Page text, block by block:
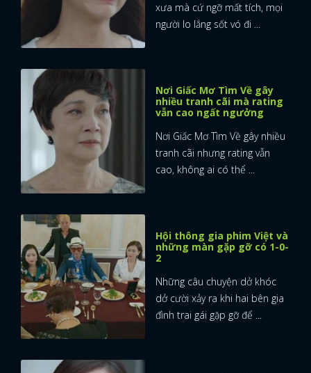
xưa mà cứ ngỡ mất tích, mọi
người lo lắng sốt vó đi ...
Nơi Giấc Mơ Tìm Về gây
nhiều tranh cãi mà rating
vẫn cao ngất ngưởng
Nơi Giấc Mơ Tìm Về gây nhiều
tranh cãi nhưng rating vẫn
cao, không ai có thể ...
Hội thông gia phim Việt và
những màn gặp gỡ có 1-0-
2
Những câu chuyện dở khóc
dở cười xảy ra khi hai bên gia
đình trai gái gặp gỡ để ...